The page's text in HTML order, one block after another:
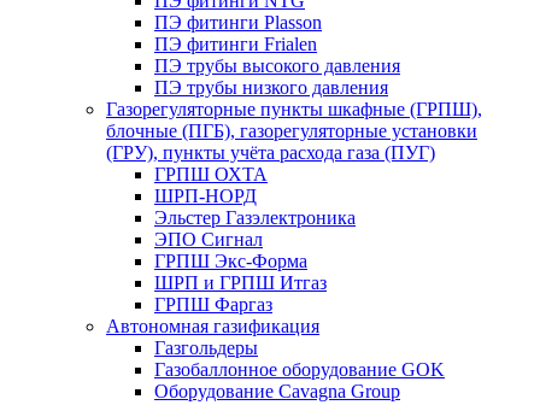
ПЭ фитинги Plasson
ПЭ фитинги Frialen
ПЭ трубы высокого давления
ПЭ трубы низкого давления
Газорегуляторные пункты шкафные (ГРПШ),
блочные (ПГБ), газорегуляторные установки
(ГРУ), пункты учёта расхода газа (ПУГ)
ГРПШ ОХТА
ШРП-НОРД
Эльстер Газэлектроника
ЭПО Сигнал
ГРПШ Экс-Форма
ШРП и ГРПШ Итгаз
ГРПШ Фаргаз
Автономная газификация
Газгольдеры
Газобаллонное оборудование GOK
Оборудование Cavagna Group